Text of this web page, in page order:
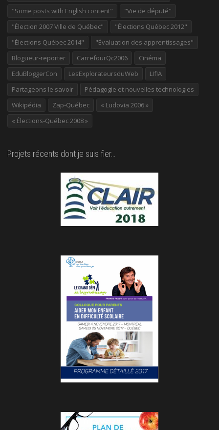
"Some posts with English content"
"Vie de député"
"Élection 2007 Ville de Québec"
"Élections Québec 2012"
"Élections Québec 2014"
"Évaluation des apprentissages"
Blogueur-reporter
CarrefourQc2006
Cinéma
EduBloggerCon
LesExplorateursduWeb
LIfIA
Partageons le savoir
Pédagogie et nouvelles technologies
Wikipédia
Zap-Québec
« Ludovia 2006 »
« Élections-Québec 2008 »
Projets récents dont je suis fier…